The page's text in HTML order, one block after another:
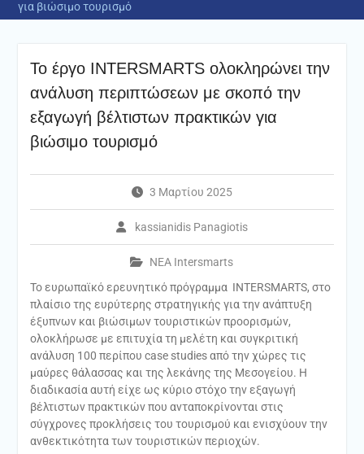
για βιώσιμο τουρισμό
Το έργο INTERSMARTS ολοκληρώνει την
ανάλυση περιπτώσεων με σκοπό την
εξαγωγή βέλτιστων πρακτικών για
βιώσιμο τουρισμό
3 Μαρτίου 2025
kassianidis Panagiotis
ΝΕΑ Intersmarts
Το ευρωπαϊκό ερευνητικό πρόγραμμα INTERSMARTS, στο
πλαίσιο της ευρύτερης στρατηγικής για την ανάπτυξη
έξυπνων και βιώσιμων τουριστικών προορισμών,
ολοκλήρωσε με επιτυχία τη μελέτη και συγκριτική
ανάλυση 100 περίπου case studies από την χώρες τις
μαύρες θάλασσας και της λεκάνης της Μεσογείου. Η
διαδικασία αυτή είχε ως κύριο στόχο την εξαγωγή
βέλτιστων πρακτικών που ανταποκρίνονται στις
σύγχρονες προκλήσεις του τουρισμού και ενισχύουν την
ανθεκτικότητα των τουριστικών περιοχών.